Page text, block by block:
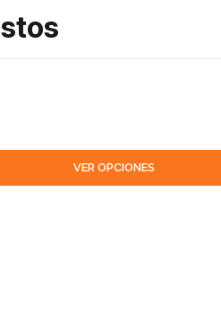
VER OPCIONES